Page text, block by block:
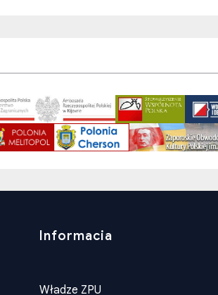
Informacia
Władze ZPU